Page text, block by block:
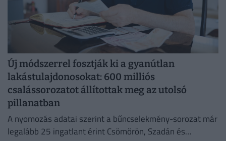
Új módszerrel fosztják ki a gyanútlan
lakástulajdonosokat: 600 milliós
csalássorozatot állítottak meg az utolsó
pillanatban
A nyomozás adatai szerint a bűncselekmény-sorozat már
legalább 25 ingatlant érint Csömörön, Szadán és